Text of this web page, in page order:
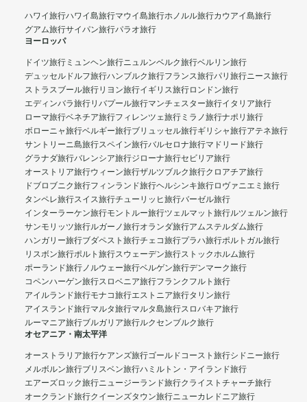
ハワイ旅行ハワイ島旅行マウイ島旅行ホノルル旅行カウアイ島旅行
グアム旅行サイパン旅行パラオ旅行
ヨーロッパ
ドイツ旅行 ミュンヘン旅行ニュルンベルク旅行ベルリン旅行
デュッセルドルフ旅行ハンブルク旅行フランス旅行パリ旅行ニース旅行
ストラスブール旅行リヨン旅行イギリス旅行ロンドン旅行
エディンバラ旅行リバプール旅行マンチェスター旅行イタリア旅行
ローマ旅行ベネチア旅行フィレンツェ旅行 ミラノ旅行ナポリ旅行
ボローニャ旅行ベルギー旅行ブリュッセル旅行ギリシャ旅行アテネ旅行
サントリーニ島旅行スペイン旅行バルセロナ旅行マドリード旅行
グラナダ旅行バレンシア旅行ジローナ旅行セビリア旅行
オーストリア旅行ウィーン旅行ザルツブルク旅行クロアチア旅行
ドブロブニク旅行フィンランド旅行ヘルシンキ旅行ロヴァニエミ旅行
タンペレ旅行スイス旅行チューリッヒ旅行バーゼル旅行
インターラーケン旅行モントルー旅行ツェルマット旅行ルツェルン旅行
サンモリッツ旅行ルガーノ旅行オランダ旅行アムステルダム旅行
ハンガリー旅行ブダペスト旅行チェコ旅行プラハ旅行ポルトガル旅行
リスボン旅行ポルト旅行スウェーデン旅行ストックホルム旅行
ポーランド旅行ノルウェー旅行ベルゲン旅行デンマーク旅行
コペンハーゲン旅行スロベニア旅行フランクフルト旅行
アイルランド旅行モナコ旅行エストニア旅行タリン旅行
アイスランド旅行マルタ旅行マルタ島旅行スロバキア旅行
ルーマニア旅行ブルガリア旅行ルクセンブルク旅行
オセアニア・南太平洋
オーストラリア旅行ケアンズ旅行ゴールドコースト旅行シドニー旅行
メルボルン旅行ブリスベン旅行ハミルトン・アイランド旅行
エアーズロック旅行ニュージーランド旅行クライストチャーチ旅行
オークランド旅行クイーンズタウン旅行ニューカレドニア旅行